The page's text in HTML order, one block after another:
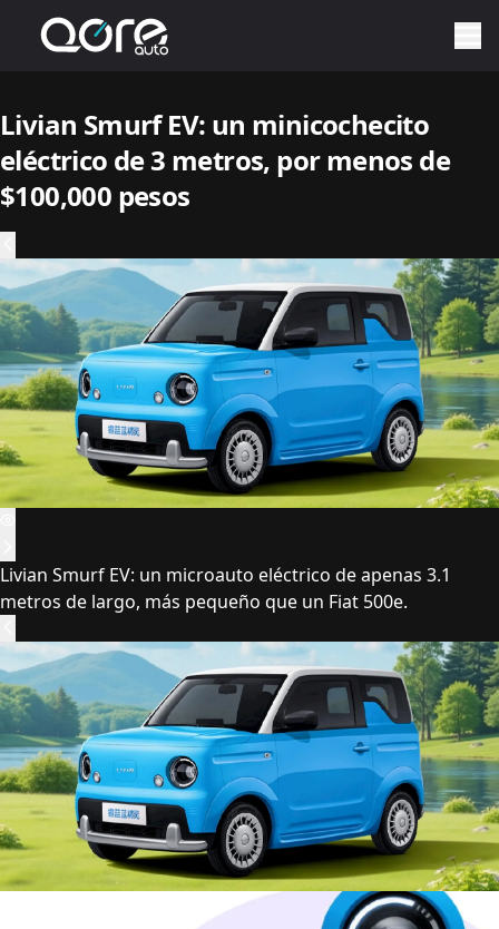
Livian Smurf EV: un minicochecito
eléctrico de 3 metros, por menos de
$100,000 pesos
Livian Smurf EV: un microauto eléctrico de apenas 3.1
metros de largo, más pequeño que un Fiat 500e.